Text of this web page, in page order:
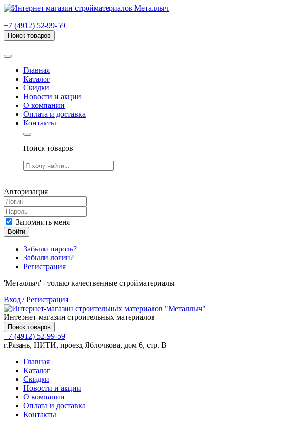
+7 (4912) 52-99-59
Поиск товаров
Главная
Каталог
Скидки
Новости и акции
О компании
Оплата и доставка
Контакты
Поиск товаров
Авторизация
Запомнить меня
Войти
Забыли пароль?
Забыли логин?
Регистрация
'Металлыч' - только качественные стройматериалы
Вход /Регистрация
Интернет-магазин строительных материалов
Поиск товаров
+7 (4912) 52-99-59
г.Рязань, НИТИ, проезд Яблочкова, дом 6, стр. В
Главная
Каталог
Скидки
Новости и акции
О компании
Оплата и доставка
Контакты